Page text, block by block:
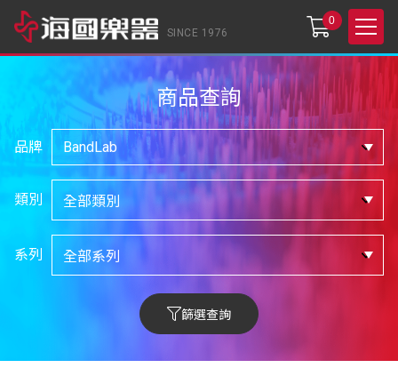
SINCE 1976
0
商品查詢
品牌
類別
系列
篩選查詢